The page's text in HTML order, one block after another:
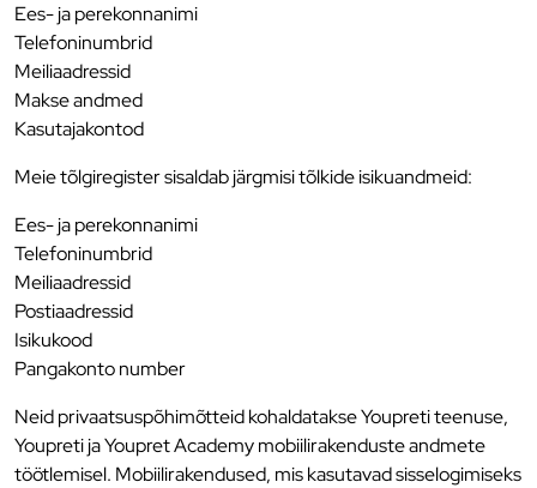
Ees- ja perekonnanimi
Telefoninumbrid
Meiliaadressid
Makse andmed
Kasutajakontod
Meie tõlgiregister sisaldab järgmisi tõlkide isikuandmeid:
Ees- ja perekonnanimi
Telefoninumbrid
Meiliaadressid
Postiaadressid
Isikukood
Pangakonto number
Neid privaatsuspõhimõtteid kohaldatakse Youpreti teenuse,
Youpreti ja Youpret Academy mobiilirakenduste andmete
töötlemisel. Mobiilirakendused, mis kasutavad sisselogimiseks